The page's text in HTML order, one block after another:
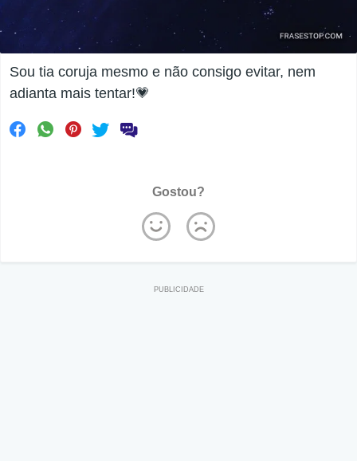
Sou tia coruja mesmo e não consigo evitar, nem
adianta mais tentar!💗
Gostou?